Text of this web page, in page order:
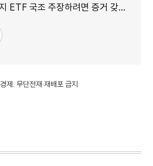
국조 주장하려면 증거 갖고 와야"
. 무단전재·재배포 금지